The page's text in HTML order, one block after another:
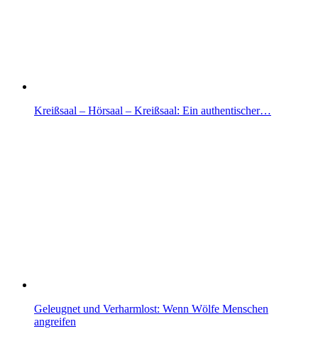
Kreißsaal – Hörsaal – Kreißsaal: Ein authentischer…
Geleugnet und Verharmlost: Wenn Wölfe Menschen
angreifen